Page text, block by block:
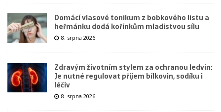
Domácí vlasové tonikum z bobkového listu a
heřmánku dodá kořínkům mladistvou sílu
8. srpna 2026
Zdravým životním stylem za ochranou ledvin:
Je nutné regulovat příjem bílkovin, sodíku i
léčiv
8. srpna 2026